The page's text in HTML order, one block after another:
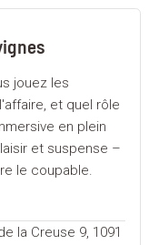
jouez les
et quel rôle
en plein
et suspense –
le coupable.
la Creuse 9, 1091